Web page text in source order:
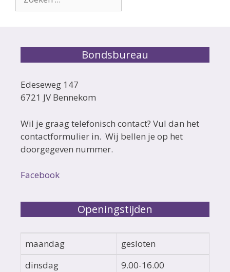
naar:
Bondsbureau
Edeseweg 147
6721 JV Bennekom
Wil je graag telefonisch contact? Vul dan het
contactformulier in. Wij bellen je op het
doorgegeven nummer.
Facebook
Openingstijden
maandag
gesloten
dinsdag
9.00-16.00